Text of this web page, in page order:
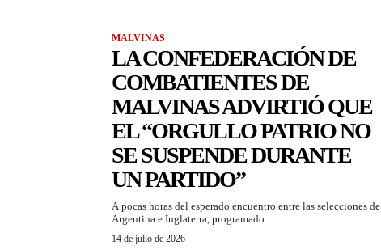
MALVINAS
LA CONFEDERACIÓN DE
COMBATIENTES DE
MALVINAS ADVIRTIÓ QUE
EL “ORGULLO PATRIO NO
SE SUSPENDE DURANTE
UN PARTIDO”
A pocas horas del esperado encuentro entre las selecciones de
Argentina e Inglaterra, programado...
14 de julio de 2026